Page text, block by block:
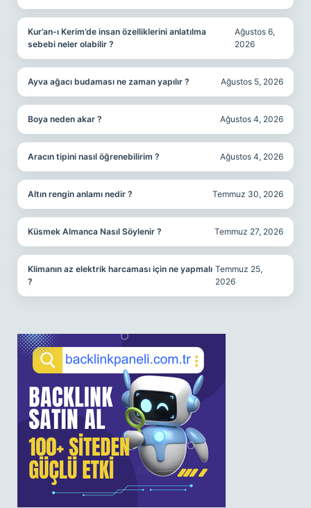
Kur’an-ı Kerim’de insan özelliklerini anlatılma
sebebi neler olabilir ?
Ağustos 6,
2026
Ayva ağacı budaması ne zaman yapılır ? Ağustos 5, 2026
Boya neden akar ? Ağustos 4, 2026
Aracın tipini nasıl öğrenebilirim ? Ağustos 4, 2026
Altın rengin anlamı nedir ? Temmuz 30, 2026
Küsmek Almanca Nasıl Söylenir ? Temmuz 27, 2026
Klimanın az elektrik harcaması için ne yapmalı
?
Temmuz 25,
2026